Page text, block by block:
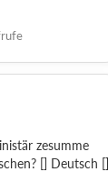
zesumme
[] Deutsch []